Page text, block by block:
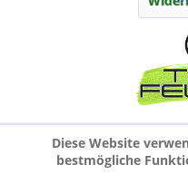
Diese Website
bestmögliche